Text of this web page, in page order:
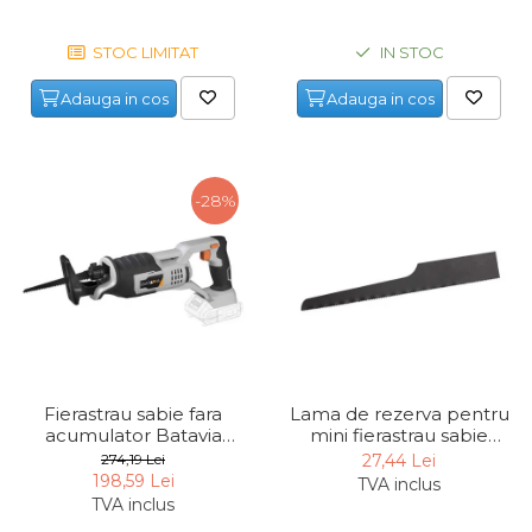
Pompa Aer
Cric Manual
Ulei Hidraulic
Dinamometric
Carucior Scule
Tester Compresie Auto
Truse reparatii anvelope
STOC LIMITAT
Adauga in cos
IN STOC
Adauga in cos
-28%
Fierastrau sabie fara
acumulator Batavia
7062507, 18 V, 3000 rpm
274,19 Lei
198,59 Lei
TVA inclus
Lama de rezerva pentru
mini fierastrau sabie
pneumatic Dema
ZA22103
27,44 Lei
TVA inclus